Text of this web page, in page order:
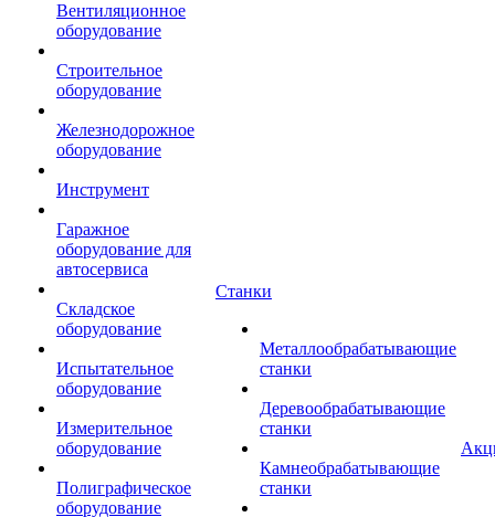
Вентиляционное
оборудование
Строительное
оборудование
Железнодорожное
оборудование
Инструмент
Гаражное
оборудование для
автосервиса
Складское
оборудование
Испытательное
оборудование
Измерительное
оборудование
Полиграфическое
оборудование
Станки
Металлообрабатывающие
станки
Деревообрабатывающие
станки
Камнеобрабатывающие
станки